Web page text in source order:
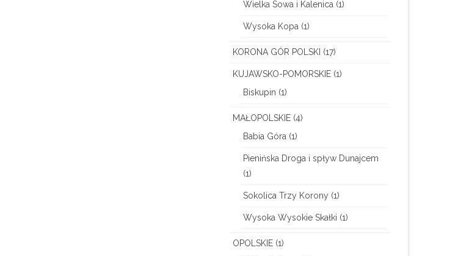
Wielka Sowa i Kalenica (1)
Wysoka Kopa (1)
KORONA GÓR POLSKI (17)
KUJAWSKO-POMORSKIE(1)
Biskupin (1)
MAŁOPOLSKIE(4)
Babia Góra (1)
Pienińska Droga i spływ Dunajcem
(1)
Sokolica Trzy Korony(1)
Wysoka Wysokie Skałki (1)
OPOLSKIE(1)